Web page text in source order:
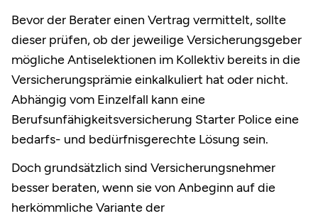
Bevor der Berater einen Vertrag vermittelt, sollte
dieser prüfen, ob der jeweilige Versicherungsgeber
mögliche Antiselektionen im Kollektiv bereits in die
Versicherungsprämie einkalkuliert hat oder nicht.
Abhängig vom Einzelfall kann eine
Berufsunfähigkeitsversicherung Starter Police eine
bedarfs- und bedürfnisgerechte Lösung sein.
Doch grundsätzlich sind Versicherungsnehmer
besser beraten, wenn sie von Anbeginn auf die
herkömmliche Variante der